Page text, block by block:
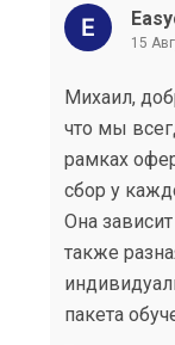
15
Михаил,
что мы
рамках
сбор у
Она
также
пакета